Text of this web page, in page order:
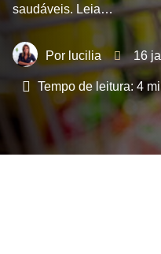
saudáveis. Leia…
lucilia 16
Tempo de leitura: 4